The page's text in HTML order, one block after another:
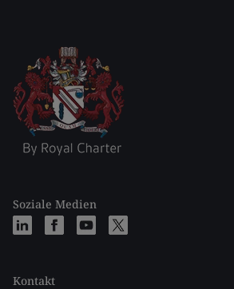
Soziale Medien
Kontakt